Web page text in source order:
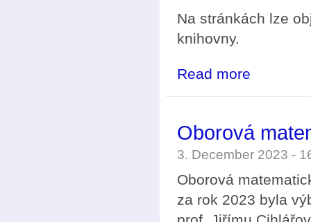
Na stránkách lze
knihovny.
Read more
Oborová
3. December 2023 -
Oborová
za rok 2023 byla